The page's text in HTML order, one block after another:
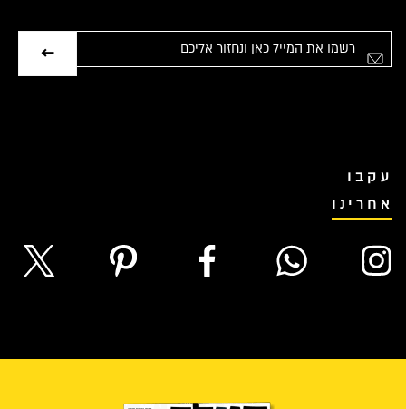
עקבו
אחרינו